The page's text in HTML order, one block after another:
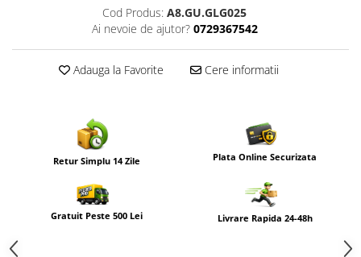
Cod Produs: A8.GU.GLG025
Ai nevoie de ajutor? 0729367542
Adauga la Favorite Cere informatii
Retur Simplu 14 Zile Plata Online Securizata
Gratuit Peste 500 Lei Livrare Rapida 24-48h